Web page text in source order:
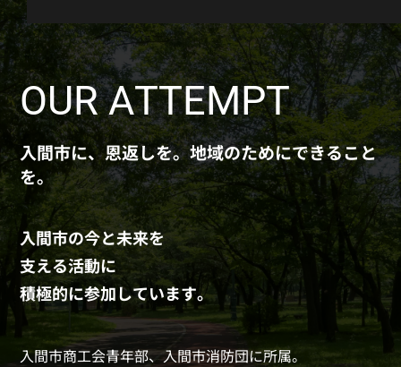
OUR ATTEMPT
入間市に、恩返しを。地域のためにできること
を。
入間市の今と未来を
支える活動に
積極的に参加しています。
入間市商工会青年部、入間市消防団に所属。